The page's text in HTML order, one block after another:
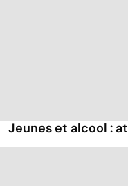
Jeunes et alcool :